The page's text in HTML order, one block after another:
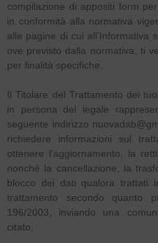
compilazione di appositi form
in conformità alla normativa
alle pagine di cui all’Informativa
ove previsto dalla normativa, ti
per finalità specifiche.
Il Titolare del Trattamento dei
in persona del legale
seguente indirizzo
richiedere informazioni sul
ottenere l’aggiornamento, la
nonché la cancellazione, la
blocco dei dati qualora trattati
trattamento secondo quanto
196/2003, inviando una
citato.